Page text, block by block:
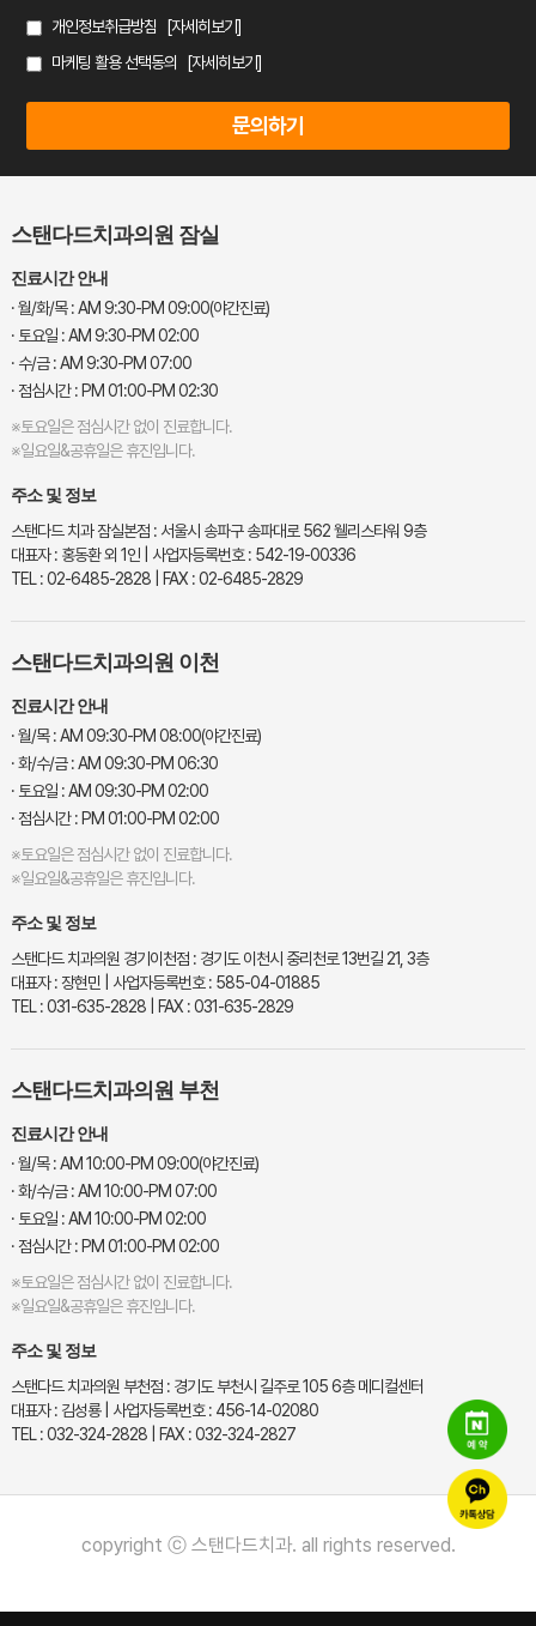
개인정보취급방침
[자세히보기]
마케팅 활용 선택동의
[자세히보기]
스탠다드치과의원 잠실
진료시간 안내
· 월/화/목 : AM 9:30-PM 09:00(야간진료)
· 토요일 : AM 9:30-PM 02:00
· 수/금 : AM 9:30-PM 07:00
· 점심시간 : PM 01:00-PM 02:30
※토요일은 점심시간 없이 진료합니다.
※일요일&공휴일은 휴진입니다.
주소 및 정보
스탠다드 치과 잠실본점 : 서울시 송파구 송파대로 562 웰리스타워 9층
대표자 : 홍동환 외 1인 | 사업자등록번호 : 542-19-00336
TEL : 02-6485-2828 | FAX : 02-6485-2829
스탠다드치과의원 이천
진료시간 안내
· 월/목 : AM 09:30-PM 08:00(야간진료)
· 화/수/금 : AM 09:30-PM 06:30
· 토요일 : AM 09:30-PM 02:00
· 점심시간 : PM 01:00-PM 02:00
※토요일은 점심시간 없이 진료합니다.
※일요일&공휴일은 휴진입니다.
주소 및 정보
스탠다드 치과의원 경기이천점 : 경기도 이천시 중리천로 13번길 21, 3층
대표자 : 장현민 | 사업자등록번호 : 585-04-01885
TEL : 031-635-2828 | FAX : 031-635-2829
스탠다드치과의원 부천
진료시간 안내
· 월/목 : AM 10:00-PM 09:00(야간진료)
· 화/수/금 : AM 10:00-PM 07:00
· 토요일 : AM 10:00-PM 02:00
· 점심시간 : PM 01:00-PM 02:00
※토요일은 점심시간 없이 진료합니다.
※일요일&공휴일은 휴진입니다.
주소 및 정보
스탠다드 치과의원 부천점 : 경기도 부천시 길주로 105 6층 메디컬센터
대표자 : 김성룡 | 사업자등록번호 : 456-14-02080
TEL : 032-324-2828 | FAX : 032-324-2827
copyright ⓒ 스탠다드치과. all rights reserved.